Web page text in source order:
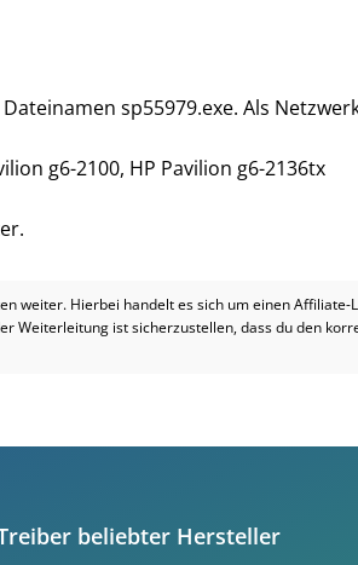
sp55979.exe. Als
g6-2100, HP Pavilion g6-2136tx
Hierbei handelt es sich um einen Affiliate-
Weiterleitung ist sicherzustellen, dass du den
beliebter Hersteller